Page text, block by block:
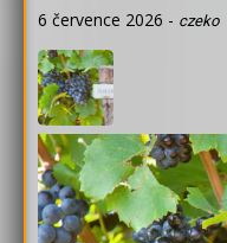
6 července 2026 - czeko